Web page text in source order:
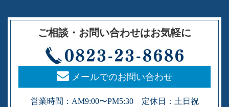
ご相談・お問い合わせはお気軽に
メールでのお問い合わせ
営業時間：AM9:00〜PM5:30 定休日：土日祝